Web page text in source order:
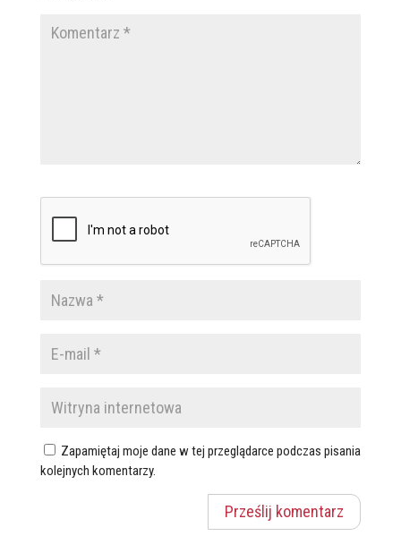
Zapamiętaj moje dane w tej przeglądarce podczas pisania
kolejnych komentarzy.